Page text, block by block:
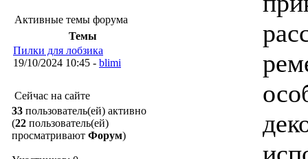
Активные темы форума
Темы
Пилки для лобзика
19/10/2024 10:45 - blimi
Сейчас на сайте
33 пользователь(ей) активно
(22 пользователь(ей)
просматривают Форум)